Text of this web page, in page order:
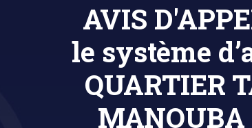
AVIS
le système
QUARTIER